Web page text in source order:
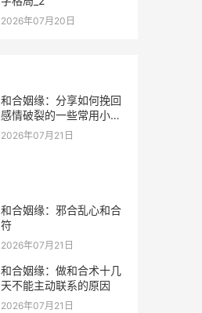
2026年07月20日
和合姻缘：分享如何挽回
感情破裂的一些常用小妙
招 赶紧收藏备用
2026年07月21日
和合姻缘：邪合乱心和合
符
2026年07月21日
和合姻缘：做和合术十几
天不能主动联系的原因
2026年07月21日